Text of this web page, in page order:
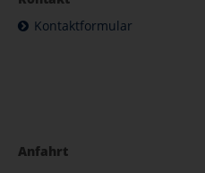
Kontaktformular
Anfahrt